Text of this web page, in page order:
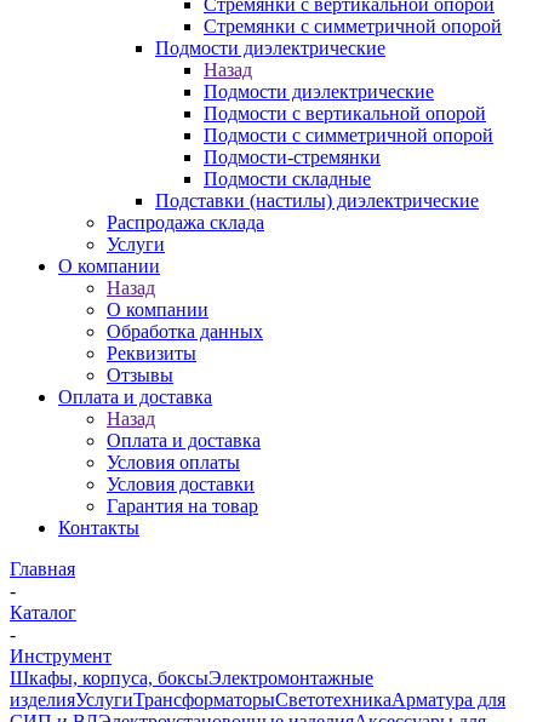
Стремянки с вертикальной опорой
Стремянки с симметричной опорой
Подмости диэлектрические
Назад
Подмости диэлектрические
Подмости с вертикальной опорой
Подмости с симметричной опорой
Подмости-стремянки
Подмости складные
Подставки (настилы) диэлектрические
Распродажа склада
Услуги
О компании
Назад
О компании
Обработка данных
Реквизиты
Отзывы
Оплата и доставка
Назад
Оплата и доставка
Условия оплаты
Условия доставки
Гарантия на товар
Контакты
Главная
-
Каталог
-
Инструмент
Шкафы, корпуса, боксыЭлектромонтажные
изделияУслугиТрансформаторыСветотехникаАрматура для